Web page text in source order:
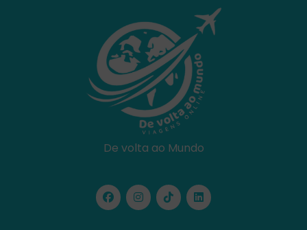
De volta ao Mundo